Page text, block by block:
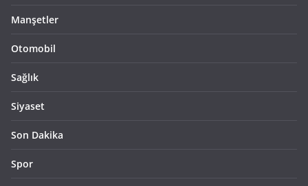
Manşetler
Otomobil
Sağlık
Siyaset
Son Dakika
Spor